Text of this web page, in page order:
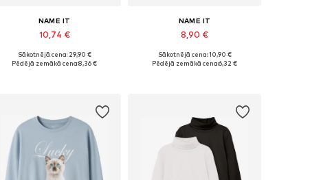
NAME IT
10,74 €
Pieejamie izmēri: 122-128
Sākotnējā cena: 29,90 €
Pēdējā zemākā cena:8,36 €
NAME IT
8,90 €
Pieejams daudzos izmēros
Sākotnējā cena: 10,90 €
Pēdējā zemākā cena:6,32 €